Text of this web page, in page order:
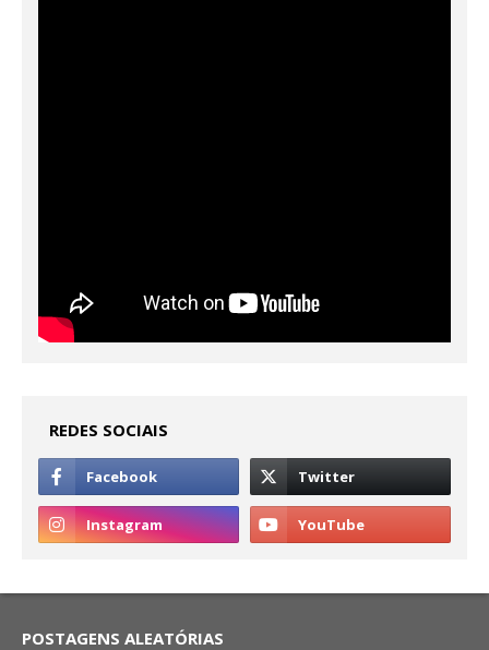
REDES SOCIAIS
POSTAGENS ALEATÓRIAS